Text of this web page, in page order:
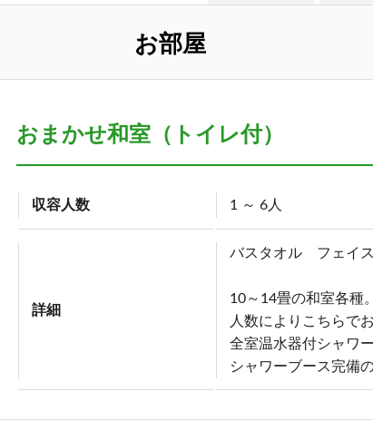
お部屋
おまかせ和室（トイレ付）
収容人数 1 ～ 6人
詳細
バスタオル フェイ
10～14畳の和室各種。
人数によりこちらで
全室温水器付シャワ
シャワーブース完備